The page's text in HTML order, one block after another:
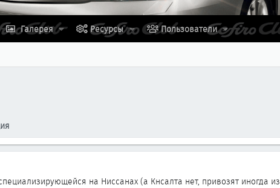
Галерея Ресурсы Пользователи
на Ниссанах (а Кнсалта нет, привозят иногда из